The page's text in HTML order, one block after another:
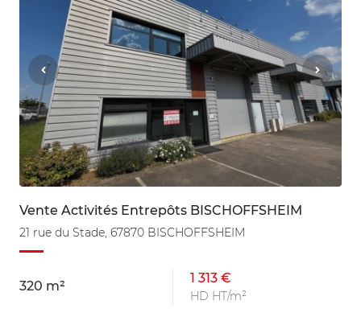
Vente Activités Entrepôts BISCHOFFSHEIM
21 rue du Stade, 67870 BISCHOFFSHEIM
320 m²
1 313 €
HD HT/m²